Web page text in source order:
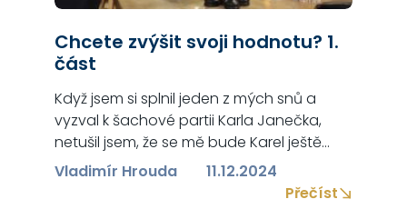
Chcete zvýšit svoji hodnotu? 1.
část
Když jsem si splnil jeden z mých snů a
vyzval k šachové partii Karla Janečka,
netušil jsem, že se mě bude Karel ještě
před začátkem partie vyptávat na moji
šachovou výkonnost. Tím mi vzal trošku
Vladimír Hrouda
11.12.2024
Přečíst